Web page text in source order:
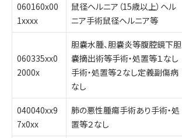
060160x00
1xxxx
鼠径ヘルニア（15歳以上）ヘル
ニア手術鼠径ヘルニア等
060335xx0
2000x
胆嚢水腫、胆嚢炎等腹腔鏡下胆
嚢摘出術等手術・処置等１なし
手術・処置等２なし定義副傷病
なし
040040xx9
7x0xx
肺の悪性腫瘍手術あり手術・処
置等２なし